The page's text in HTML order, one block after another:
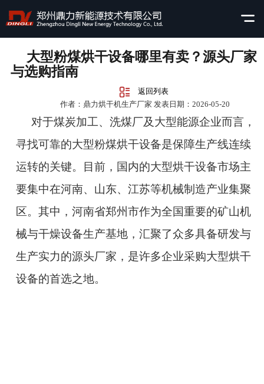
大型粉煤烘干设备哪里有卖？源头厂家
与选购指南
返回列表
作者：鼎力烘干机生产厂家 发表日期：2026-05-20
对于煤炭加工、洗煤厂及大型能源企业而言，
寻找可靠的大型粉煤烘干设备是保障生产线连续
运转的关键。目前，国内的大型烘干设备市场主
要集中在河南、山东、江苏等机械制造产业集聚
区。其中，河南省郑州市作为全国重要的矿山机
械与干燥设备生产基地，汇聚了众多具备研发与
生产实力的源头厂家，是许多企业采购大型烘干
设备的首选之地。